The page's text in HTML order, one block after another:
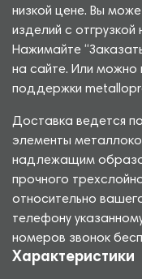
низкой цене. Вы
изделий с
Нажимайте
на сайте. Или можно
поддержки
Доставка ведется
элементы
надлежащим
прочного
относительно
телефону
номеров звонок
Характеристики